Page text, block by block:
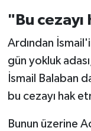
"Bu
Ardından
gün yokluk
İsmail Balaban
bu cezayı hak
Bunun üzerine